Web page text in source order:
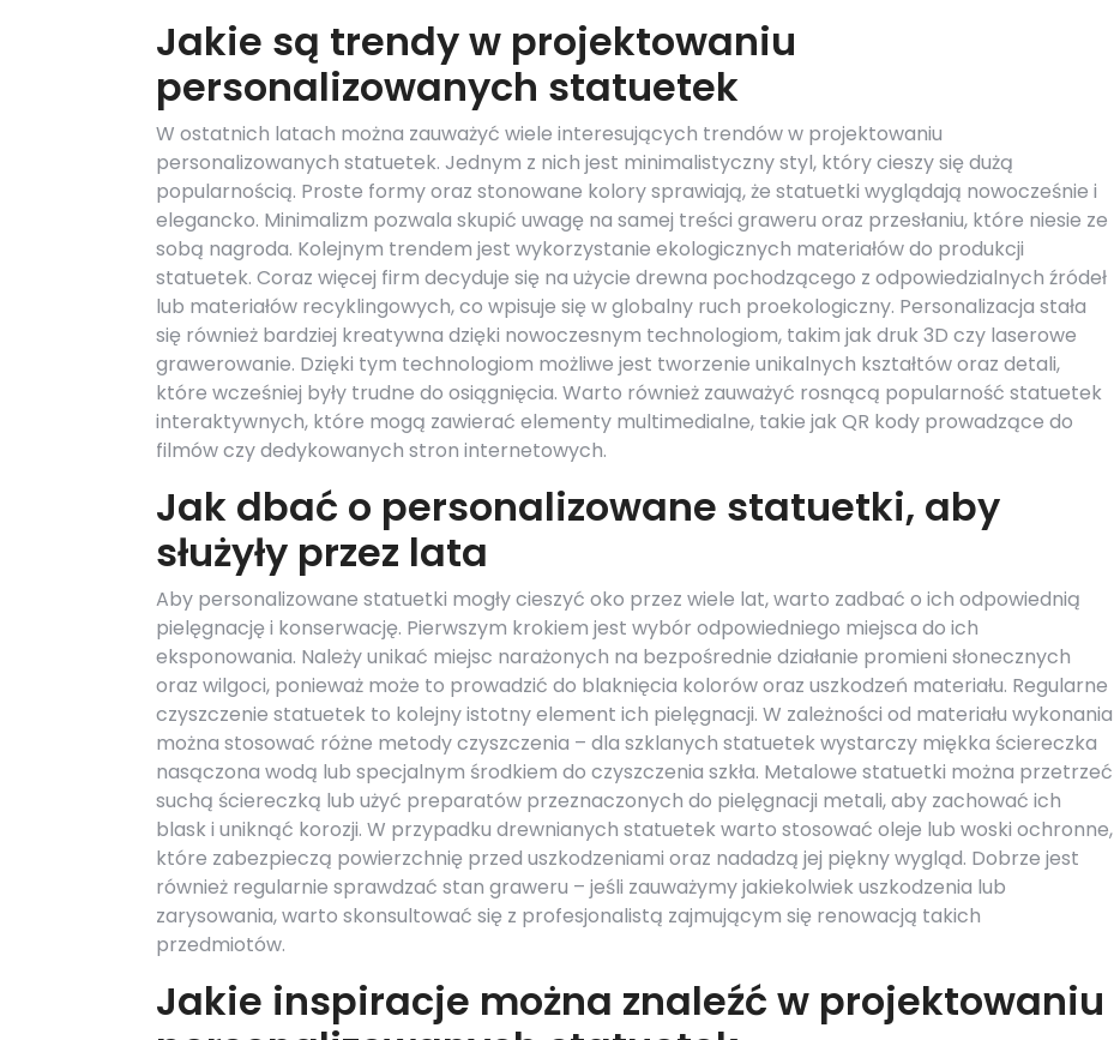
Jakie są trendy w projektowaniu
personalizowanych statuetek
W ostatnich latach można zauważyć wiele interesujących trendów w projektowaniu
personalizowanych statuetek. Jednym z nich jest minimalistyczny styl, który cieszy się dużą
popularnością. Proste formy oraz stonowane kolory sprawiają, że statuetki wyglądają nowocześnie i
elegancko. Minimalizm pozwala skupić uwagę na samej treści graweru oraz przesłaniu, które niesie ze
sobą nagroda. Kolejnym trendem jest wykorzystanie ekologicznych materiałów do produkcji
statuetek. Coraz więcej firm decyduje się na użycie drewna pochodzącego z odpowiedzialnych źródeł
lub materiałów recyklingowych, co wpisuje się w globalny ruch proekologiczny. Personalizacja stała
się również bardziej kreatywna dzięki nowoczesnym technologiom, takim jak druk 3D czy laserowe
grawerowanie. Dzięki tym technologiom możliwe jest tworzenie unikalnych kształtów oraz detali,
które wcześniej były trudne do osiągnięcia. Warto również zauważyć rosnącą popularność statuetek
interaktywnych, które mogą zawierać elementy multimedialne, takie jak QR kody prowadzące do
filmów czy dedykowanych stron internetowych.
Jak dbać o personalizowane statuetki, aby
służyły przez lata
Aby personalizowane statuetki mogły cieszyć oko przez wiele lat, warto zadbać o ich odpowiednią
pielęgnację i konserwację. Pierwszym krokiem jest wybór odpowiedniego miejsca do ich
eksponowania. Należy unikać miejsc narażonych na bezpośrednie działanie promieni słonecznych
oraz wilgoci, ponieważ może to prowadzić do blaknięcia kolorów oraz uszkodzeń materiału. Regularne
czyszczenie statuetek to kolejny istotny element ich pielęgnacji. W zależności od materiału wykonania
można stosować różne metody czyszczenia – dla szklanych statuetek wystarczy miękka ściereczka
nasączona wodą lub specjalnym środkiem do czyszczenia szkła. Metalowe statuetki można przetrzeć
suchą ściereczką lub użyć preparatów przeznaczonych do pielęgnacji metali, aby zachować ich
blask i uniknąć korozji. W przypadku drewnianych statuetek warto stosować oleje lub woski ochronne,
które zabezpieczą powierzchnię przed uszkodzeniami oraz nadadzą jej piękny wygląd. Dobrze jest
również regularnie sprawdzać stan graweru – jeśli zauważymy jakiekolwiek uszkodzenia lub
zarysowania, warto skonsultować się z profesjonalistą zajmującym się renowacją takich
przedmiotów.
Jakie inspiracje można znaleźć w projektowaniu